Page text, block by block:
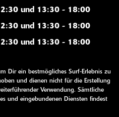
und 13:30 - 18:00
und 13:30 - 18:00
und 13:30 - 18:00
und 13:30 - 18:00
Dir ein bestmögliches Surf-Erlebnis zu
und dienen nicht für die Erstellung
Verwendung. Sämtliche
und eingebundenen Diensten findest